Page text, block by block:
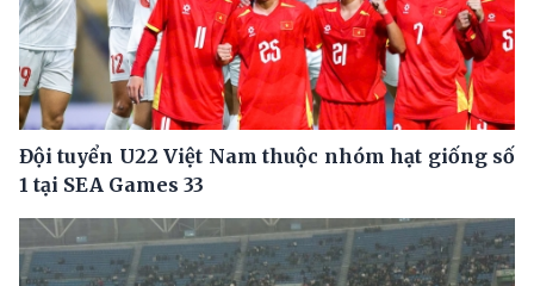
Đội tuyển U22 Việt Nam thuộc nhóm hạt giống số
1 tại SEA Games 33